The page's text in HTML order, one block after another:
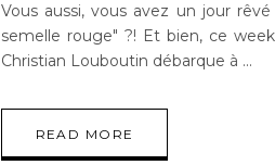
Vous aussi, vous avez un jour
semelle rouge" ?! Et bien, ce
Christian Louboutin débarque à
READ MORE